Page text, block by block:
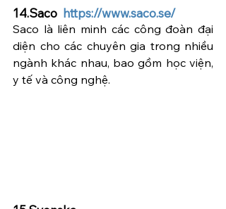
14.Saco https://www.saco.se/
Saco là liên minh các công đoàn đại
diện cho các chuyên gia trong nhiều
ngành khác nhau, bao gồm học viện,
y tế và công nghệ.